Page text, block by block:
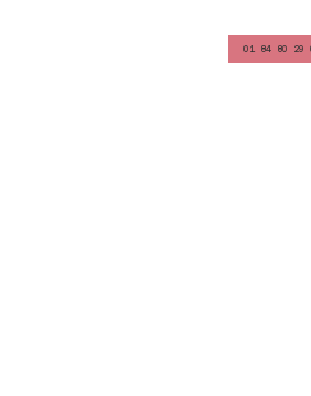
01 84 80 29